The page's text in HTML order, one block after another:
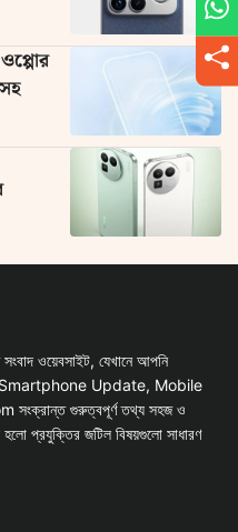
ওয়েবসাইট, যেখানে আপনি
Smartphone Update, Mobile
গুরুত্বপূর্ণ তথ্য সহজ ও
হলো প্রযুক্তির জটিল বিষয়গুলো সাধারণ